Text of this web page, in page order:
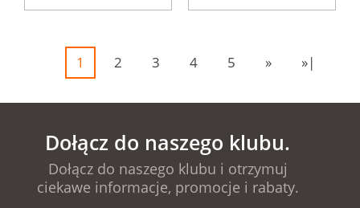
1 2 3 4 5 » »|
Dołącz do naszego klubu.
Dołącz do naszego klubu i otrzymuj
ciekawe informacje, promocje i rabaty.